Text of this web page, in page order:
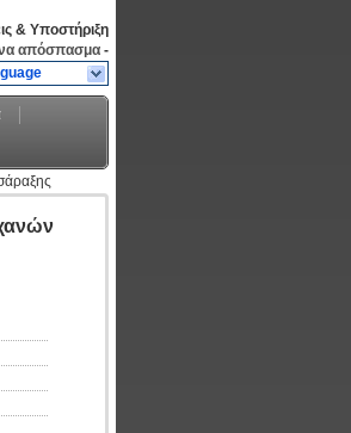
& Υποστήριξη
απόσπασμα -